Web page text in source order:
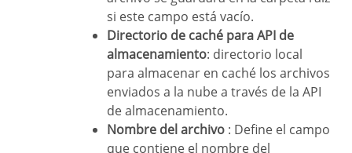
si este campo está vacío.
Directorio de caché para API de
almacenamiento: directorio local
para almacenar en caché los archivos
enviados a la nube a través de la API
de almacenamiento.
Nombre del archivo : Define el campo
que contiene el nombre del